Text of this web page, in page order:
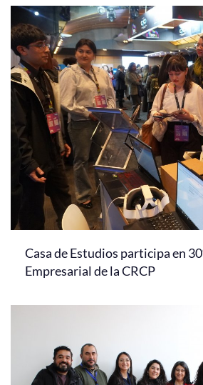
Casa de Estudios participa en
Empresarial de la CRCP